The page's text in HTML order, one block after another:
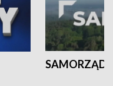
SAMORZĄD